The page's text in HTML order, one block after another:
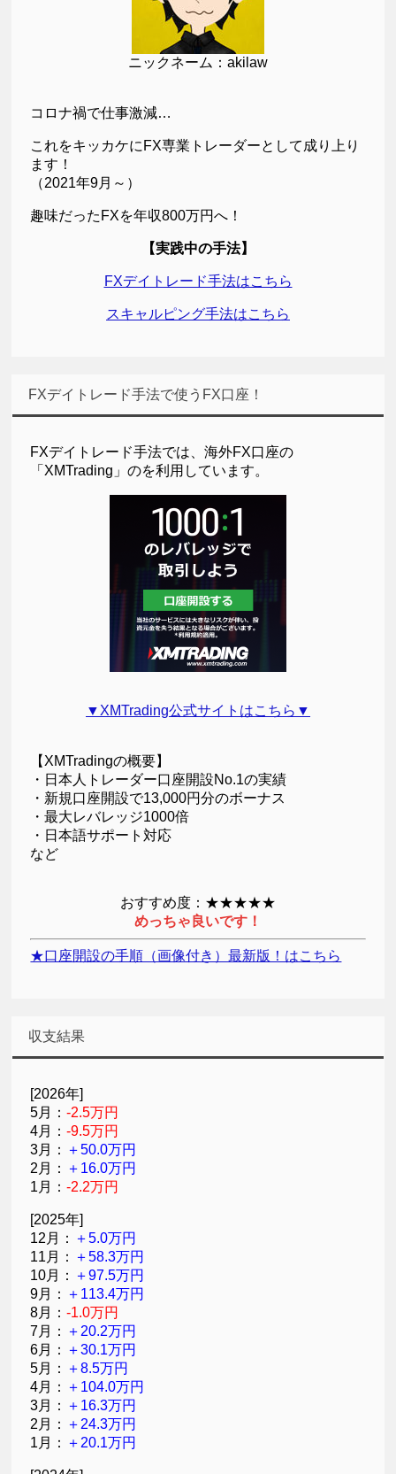
ニックネーム：akilaw
コロナ禍で仕事激減…
これをキッカケにFX専業トレーダーとして成り上り
ます！
（2021年9月～）
趣味だったFXを年収800万円へ！
【実践中の手法】
FXデイトレード手法はこちら
スキャルピング手法はこちら
FXデイトレード手法で使うFX口座！
FXデイトレード手法では、海外FX口座の
「XMTrading」のを利用しています。
▼XMTrading公式サイトはこちら▼
【XMTradingの概要】
・日本人トレーダー口座開設No.1の実績
・新規口座開設で13,000円分のボーナス
・最大レバレッジ1000倍
・日本語サポート対応
など
おすすめ度：★★★★★
めっちゃ良いです！
★口座開設の手順（画像付き）最新版！はこちら
収支結果
[2026年]
5月：-2.5万円
4月：-9.5万円
3月： ＋50.0万円
2月： ＋16.0万円
1月：-2.2万円
[2025年]
12月： ＋5.0万円
11月： ＋58.3万円
10月： ＋97.5万円
9月： ＋113.4万円
8月：-1.0万円
7月： ＋20.2万円
6月： ＋30.1万円
5月： ＋8.5万円
4月： ＋104.0万円
3月： ＋16.3万円
2月： ＋24.3万円
1月： ＋20.1万円